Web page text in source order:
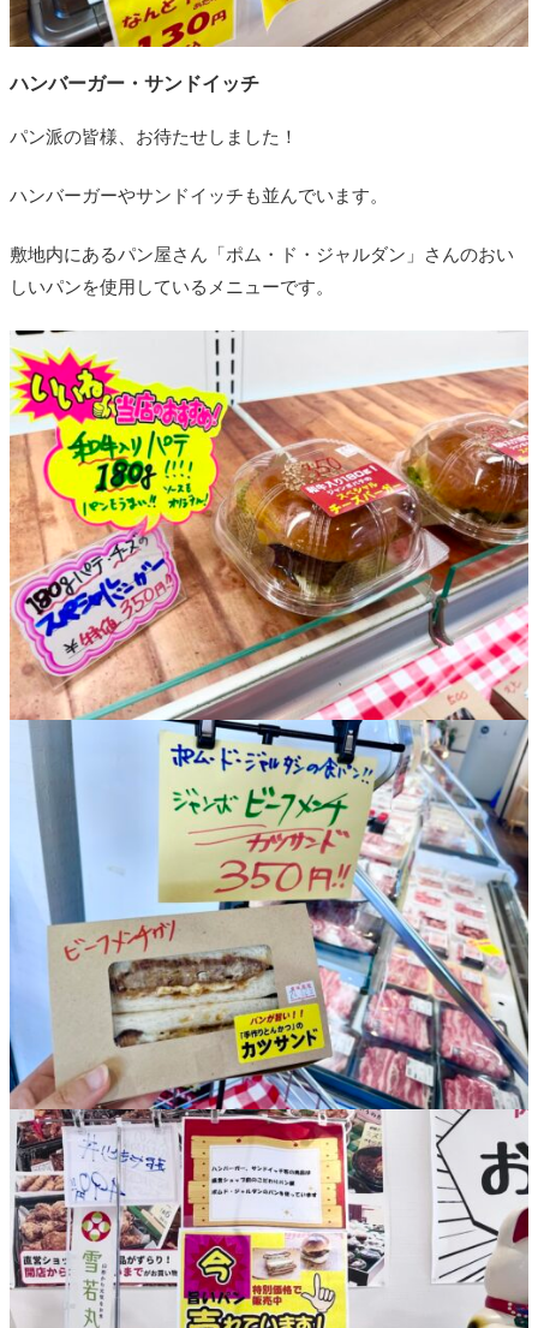
ハンバーガー・サンドイッチ
パン派の皆様、お待たせしました！
ハンバーガーやサンドイッチも並んでいます。
敷地内にあるパン屋さん「ポム・ド・ジャルダン」さんのおい
しいパンを使用しているメニューです。